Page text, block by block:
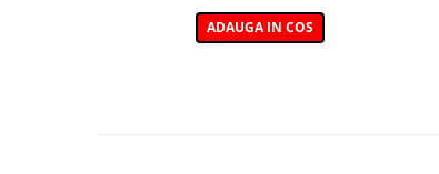
ADAUGA IN COS